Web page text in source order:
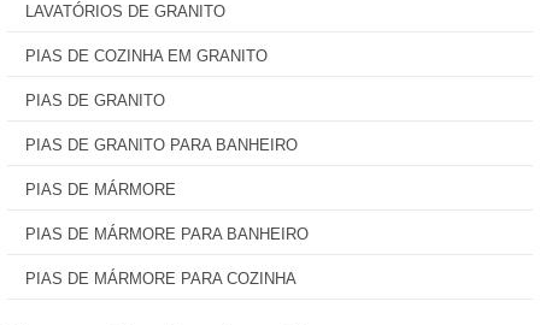
LAVATÓRIOS DE GRANITO
PIAS DE COZINHA EM GRANITO
PIAS DE GRANITO
PIAS DE GRANITO PARA BANHEIRO
PIAS DE MÁRMORE
PIAS DE MÁRMORE PARA BANHEIRO
PIAS DE MÁRMORE PARA COZINHA